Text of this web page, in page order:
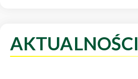
AKTUALNOŚCI